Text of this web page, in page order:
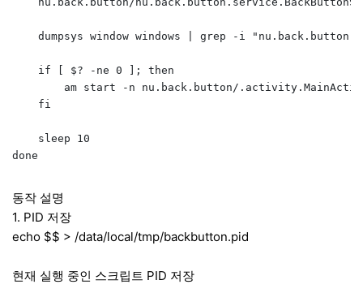
dumpsys window windows | grep -i
    if [ $? -ne 0 ]; then
am start -n nu.back.button/
    fi
    sleep 10
done
동작 설명
1. PID 저장
echo $$ > /data/local/tmp/backbutton.pid
현재 실행 중인 스크립트 PID 저장